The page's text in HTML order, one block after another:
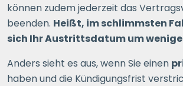
können zudem jederzeit das
beenden. Heißt, im schlimmsten
sich Ihr Austrittsdatum um
Anders sieht es aus, wenn Sie einen
haben und die Kündigungsfrist